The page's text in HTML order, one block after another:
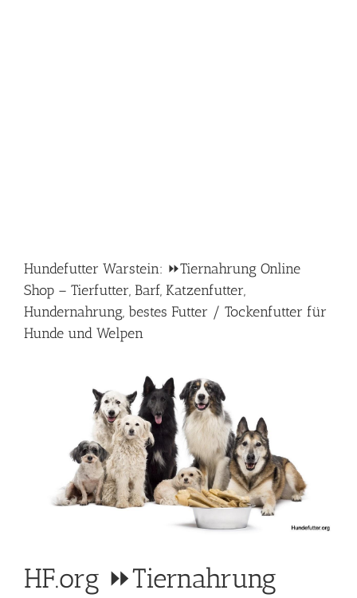
Hundefutter Warstein: ⏩Tiernahrung Online
Shop – Tierfutter, Barf, Katzenfutter,
Hundernahrung, bestes Futter / Tockenfutter für
Hunde und Welpen
HF.org ⏩Tiernahrung